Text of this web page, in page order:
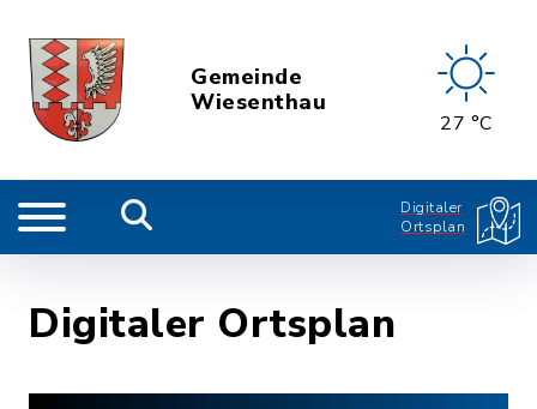
Gemeinde
Wiesenthau
27 °C
Digitaler
Ortsplan
Digitaler Ortsplan